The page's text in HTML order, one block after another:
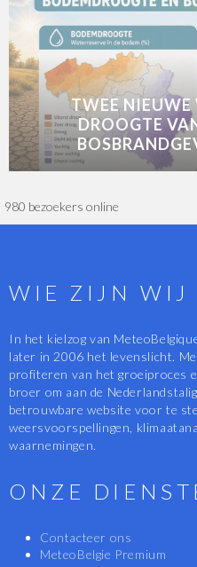
TWEE NIEUWE
DROOGTE
980 bezoekers online
WIE ZIJN WIJ
In het kielzog van
later in 2006 het levenslicht.
profiteren van het groeiproces
broer om aan de
betrouwbare website voor te
weersvoorspellingen,
waarnemingen.
ONZE
Contacteer ons
MeteoBelgie Premium